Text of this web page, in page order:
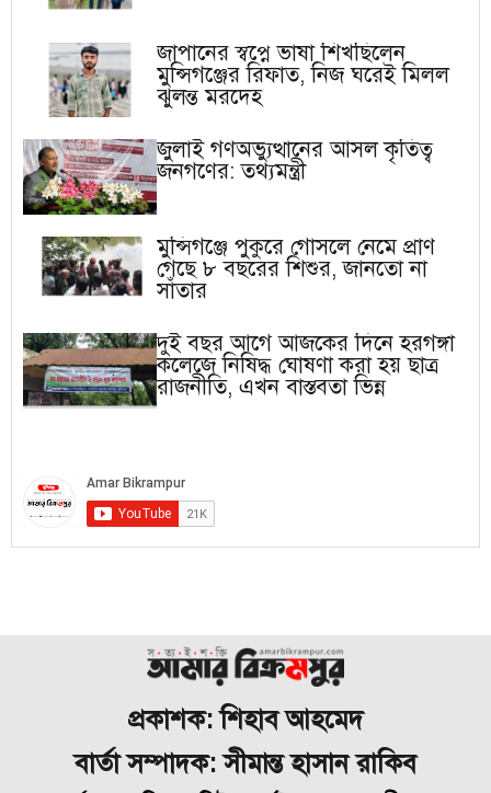
জাপানের স্বপ্নে ভাষা শিখছিলেন
মুন্সিগঞ্জের রিফাত, নিজ ঘরেই মিলল
ঝুলন্ত মরদেহ
জুলাই গণঅভ্যুত্থানের আসল কৃতিত্ব
জনগণের: তথ্যমন্ত্রী
মুন্সিগঞ্জে পুকুরে গোসলে নেমে প্রাণ
গেছে ৮ বছরের শিশুর, জানতো না
সাঁতার
দুই বছর আগে আজকের দিনে হরগঙ্গা
কলেজে নিষিদ্ধ ঘোষণা করা হয় ছাত্র
রাজনীতি, এখন বাস্তবতা ভিন্ন
প্রকাশক: শিহাব আহমেদ
বার্তা সম্পাদক: সীমান্ত হাসান রাকিব